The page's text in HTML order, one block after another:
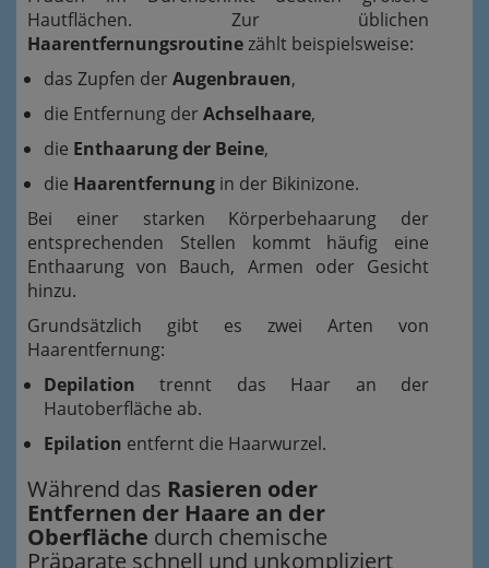
Hautflächen. Zur üblichen
Haarentfernungsroutinezählt beispielsweise:
das Zupfen der Augenbrauen,
die Entfernung der Achselhaare,
die Enthaarung der Beine,
die Haarentfernung in der Bikinizone.
Bei einer starken Körperbehaarung der
entsprechenden Stellen kommt häufig eine
Enthaarung von Bauch, Armen oder Gesicht
hinzu.
Grundsätzlich gibt es zwei Arten von
Haarentfernung:
Depilation trennt das Haar an der
Hautoberfläche ab.
Epilation entfernt die Haarwurzel.
Während das Rasieren oder
Entfernen der Haare an der
Oberfläche durch chemische
Präparate schnell und unkompliziert